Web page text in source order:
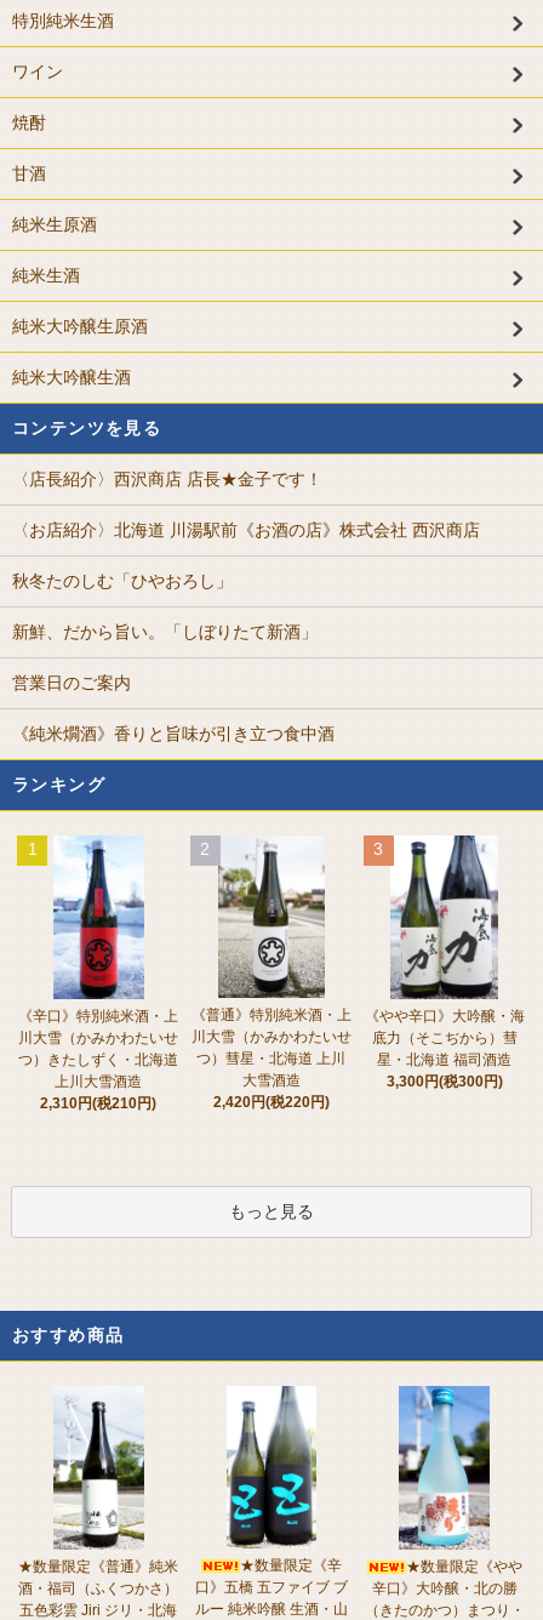
特別純米生酒
ワイン
焼酎
甘酒
純米生原酒
純米生酒
純米大吟醸生原酒
純米大吟醸生酒
コンテンツを見る
〈店長紹介〉西沢商店 店長★金子です！
〈お店紹介〉北海道 川湯駅前《お酒の店》株式会社 西沢商店
秋冬たのしむ「ひやおろし」
新鮮、だから旨い。「しぼりたて新酒」
営業日のご案内
《純米燗酒》香りと旨味が引き立つ食中酒
ランキング
1
《辛口》特別純米酒・上
川大雪（かみかわたいせ
つ）きたしずく・北海道
上川大雪酒造
2,310円(税210円)
2
《普通》特別純米酒・上
川大雪（かみかわたいせ
つ）彗星・北海道 上川
大雪酒造
2,420円(税220円)
3
《やや辛口》大吟醸・海
底力（そこぢから）彗
星・北海道 福司酒造
3,300円(税300円)
もっと見る
おすすめ商品
★数量限定《普通》純米
酒・福司（ふくつかさ）
五色彩雲 Jiri ジリ・北海
★数量限定《辛
口》五橋 五ファイブ ブ
ルー 純米吟醸 生酒・山
★数量限定《やや
辛口》大吟醸・北の勝
（きたのかつ）まつり・